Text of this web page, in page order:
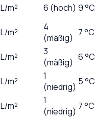
L/m² 6 (hoch) 9 °C
L/m²
4
(mäßig) 7 °C
L/m²
3
(mäßig) 6 °C
L/m²
1
(niedrig) 5 °C
L/m²
1
(niedrig) 7 °C